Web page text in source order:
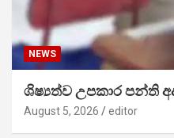
NEWS
ශිෂ්‍යත්ව උපකාර පන්ති
August 5, 2026 editor